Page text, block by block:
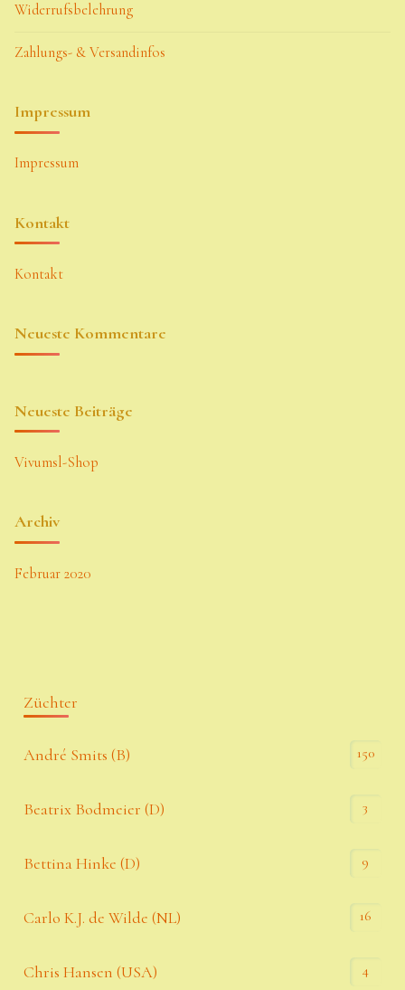
Widerrufsbelehrung
Zahlungs- & Versandinfos
Impressum
Impressum
Kontakt
Kontakt
Neueste Kommentare
Neueste Beiträge
Vivumsl-Shop
Archiv
Februar 2020
Züchter
André Smits (B) 150
Beatrix Bodmeier (D) 3
Bettina Hinke (D) 9
Carlo K.J. de Wilde (NL) 16
Chris Hansen (USA) 4